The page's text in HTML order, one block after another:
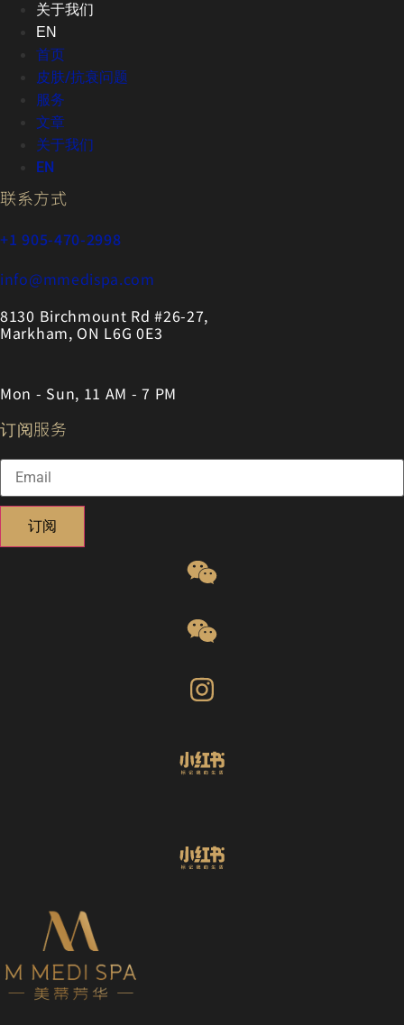
关于我们
EN
首页
皮肤/抗衰问题
服务
文章
关于我们
EN
联系方式
+1 905-470-2998
info@mmedispa.com
8130 Birchmount Rd #26-27,
Markham, ON L6G 0E3
Mon - Sun, 11 AM - 7 PM
订阅服务
订阅